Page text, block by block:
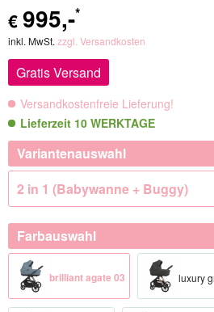
€ 995,-*
inkl. MwSt. zzgl. Versandkosten
Gratis Versand
Versandkostenfreie Lieferung!
Lieferzeit 10 WERKTAGE
Variantenauswahl
2 in 1 (Babywanne + Buggy)
Farbauswahl
brilliant agate 03 luxury